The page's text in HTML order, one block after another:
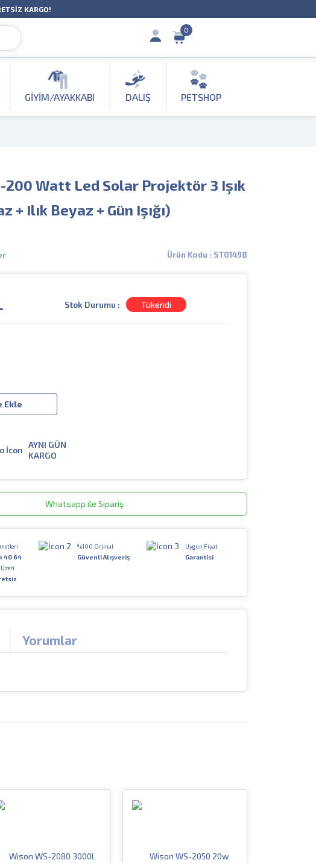
KARGO!
0
GIYIM/AYAKKABI DALIŞ PETSHOP
200 Watt Led Solar Projektör 3 Işık
+ Ilık Beyaz + Gün Işığı)
Ürün Kodu : ST01498
Stok Durumu : Tükendi
Ekle
AYNI GÜN
KARGO
Whatsapp ile Sipariş
40 64
%100 Orjinal
Güvenli Alışveriş
Uygun Fiyat
Garantisi
Yorumlar